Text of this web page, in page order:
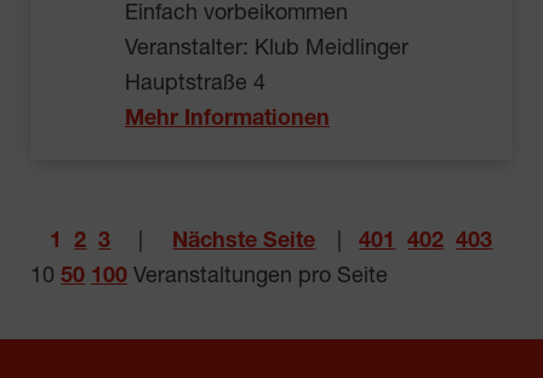
Einfach vorbeikommen
Veranstalter: Klub Meidlinger
Hauptstraße 4
Mehr Informationen
1 2 3 Nächste Seite 401 402 403
10 50 100 Veranstaltungen pro Seite